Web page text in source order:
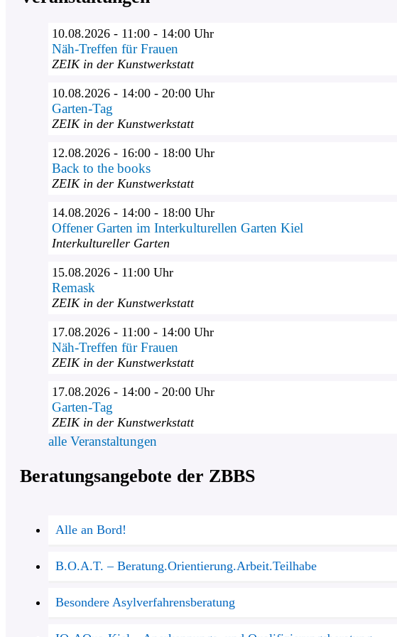
10.08.2026 - 11:00 - 14:00 Uhr
Näh-Treffen für Frauen
ZEIK in der Kunstwerkstatt
10.08.2026 - 14:00 - 20:00 Uhr
Garten-Tag
ZEIK in der Kunstwerkstatt
12.08.2026 - 16:00 - 18:00 Uhr
Back to the books
ZEIK in der Kunstwerkstatt
14.08.2026 - 14:00 - 18:00 Uhr
Offener Garten im Interkulturellen Garten Kiel
Interkultureller Garten
15.08.2026 - 11:00 Uhr
Remask
ZEIK in der Kunstwerkstatt
17.08.2026 - 11:00 - 14:00 Uhr
Näh-Treffen für Frauen
ZEIK in der Kunstwerkstatt
17.08.2026 - 14:00 - 20:00 Uhr
Garten-Tag
ZEIK in der Kunstwerkstatt
alle Veranstaltungen
Beratungsangebote der ZBBS
Alle an Bord!
B.O.A.T. – Beratung.Orientierung.Arbeit.Teilhabe
Besondere Asylverfahrensberatung